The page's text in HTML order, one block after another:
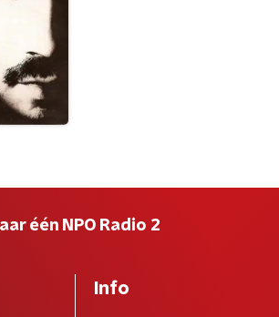
één NPO Radio 2
Info